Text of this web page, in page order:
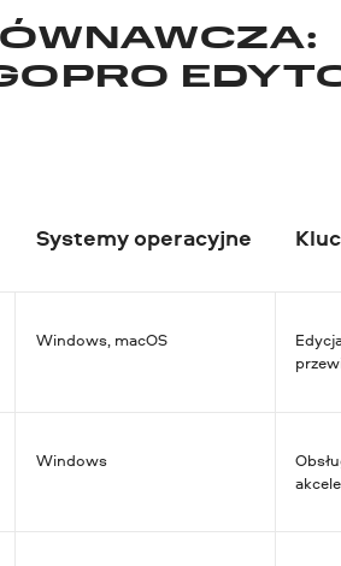
Systemy operacyjne
Windows, macOS
Windows